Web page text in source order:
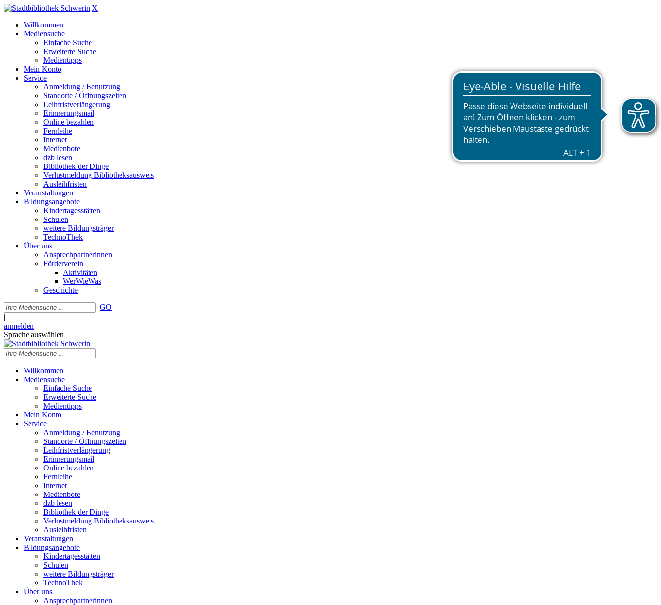
X
Willkommen
Mediensuche
Einfache Suche
Erweiterte Suche
Medientipps
Mein Konto
Service
Anmeldung / Benutzung
Standorte / Öffnungszeiten
Leihfristverlängerung
Erinnerungsmail
Online bezahlen
Fernleihe
Internet
Medienbote
dzb lesen
Bibliothek der Dinge
Verlustmeldung Bibliotheksausweis
Ausleihfristen
Veranstaltungen
Bildungsangebote
Kindertagesstätten
Schulen
weitere Bildungsträger
TechnoThek
Über uns
Ansprechpartnerinnen
Förderverein
Aktivitäten
WerWieWas
Geschichte
GO
|
anmelden
Sprache auswählen
Willkommen
Mediensuche
Einfache Suche
Erweiterte Suche
Medientipps
Mein Konto
Service
Anmeldung / Benutzung
Standorte / Öffnungszeiten
Leihfristverlängerung
Erinnerungsmail
Online bezahlen
Fernleihe
Internet
Medienbote
dzb lesen
Bibliothek der Dinge
Verlustmeldung Bibliotheksausweis
Ausleihfristen
Veranstaltungen
Bildungsangebote
Kindertagesstätten
Schulen
weitere Bildungsträger
TechnoThek
Über uns
Ansprechpartnerinnen